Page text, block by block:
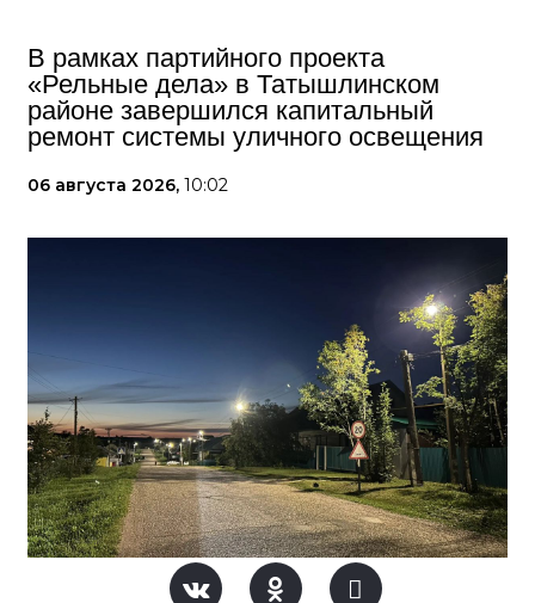
В рамках партийного проекта
«Рельные дела» в Татышлинском
районе завершился капитальный
ремонт системы уличного освещения
06 августа 2026, 10:02